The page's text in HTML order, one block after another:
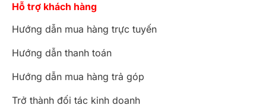
3. Phong cách thiết kế bàn phấn
hoàng gia Châu Âu Luxury dát vàng
2021
Mẫu bàn này khi được đặt trong các căn hộ rộng
rãi trong các biệt thự, lâu đài, chung cư cao cấp
thiết kế mang phong cách cổ điển, tân cổ điển sẽ
Hỗ trợ khách hàng
Hướng dẫn mua hàng trực tuyến
Hướng dẫn thanh toán
Hướng dẫn mua hàng trả góp
Trở thành đối tác kinh doanh